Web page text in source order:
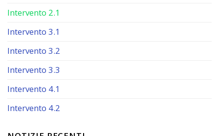
Intervento 2.1
Intervento 3.1
Intervento 3.2
Intervento 3.3
Intervento 4.1
Intervento 4.2